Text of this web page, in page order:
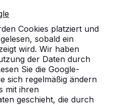
Cookies platziert und
sobald ein
wird. Wir haben
der Daten durch
Sie die Google-
sich regelmäßig ändern
mit ihren
geschieht, die durch
von HeBlad auch
werden?
dass
befestigte
damit der Tisch